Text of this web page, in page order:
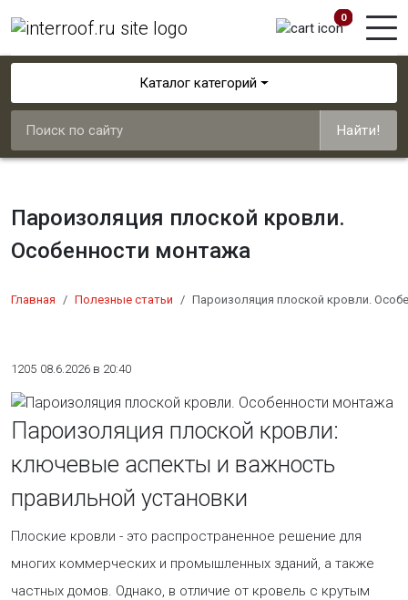
0
Каталог категорий
Найти!
Пароизоляция плоской кровли.
Особенности монтажа
Главная Полезные статьи Пароизоляция плоской кровли.
1205 08.6.2026 в 20:40
Пароизоляция плоской кровли:
ключевые аспекты и важность
правильной установки
Плоские кровли - это распространенное решение для
многих коммерческих и промышленных зданий, а также
частных домов. Однако, в отличие от кровель с крутым